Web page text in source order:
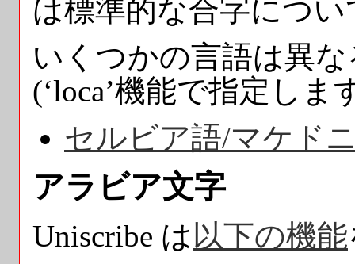
は標準的な合字につ
いくつかの言語は異
(‘loca’機能で指定しま
セルビア語/マケド
アラビア文字
Uniscribe は 以下の機能